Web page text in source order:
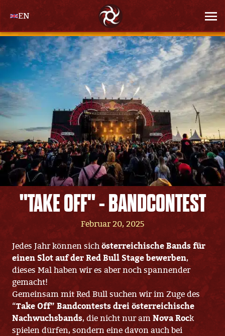
EN
"TAKE OFF" - BANDCONTEST
Februar 20, 2025
Jedes Jahr können sich österreichische Bands für
einen Slot auf der Red Bull Stage bewerben,
dieses Mal haben wir es aber noch spannender
gemacht!
Gemeinsam mit Red Bull suchen wir im Zuge des
“Take Off” Bandcontests drei österreichische
Nachwuchsbands, die nicht nur am Nova Rock
spielen dürfen, sondern eine davon auch bei